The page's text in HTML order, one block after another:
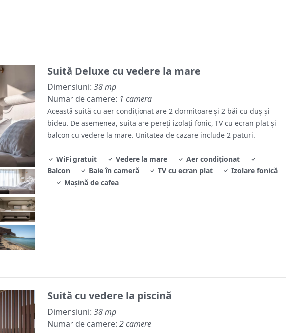
Suită Deluxe cu vedere la mare
Dimensiuni: 38 mp
Numar de camere: 1 camera
Această suită cu aer condiționat are 2 dormitoare și 2 băi cu duș și
bideu. De asemenea, suita are pereți izolați fonic, TV cu ecran plat și
balcon cu vedere la mare. Unitatea de cazare include 2 paturi.
WiFi gratuit Vedere la mare
Aer condiţionat
Balcon
Baie în cameră TV cu ecran plat
Izolare fonică
Mașină de cafea
Suită cu vedere la piscină
Dimensiuni: 38 mp
Numar de camere: 2 camere